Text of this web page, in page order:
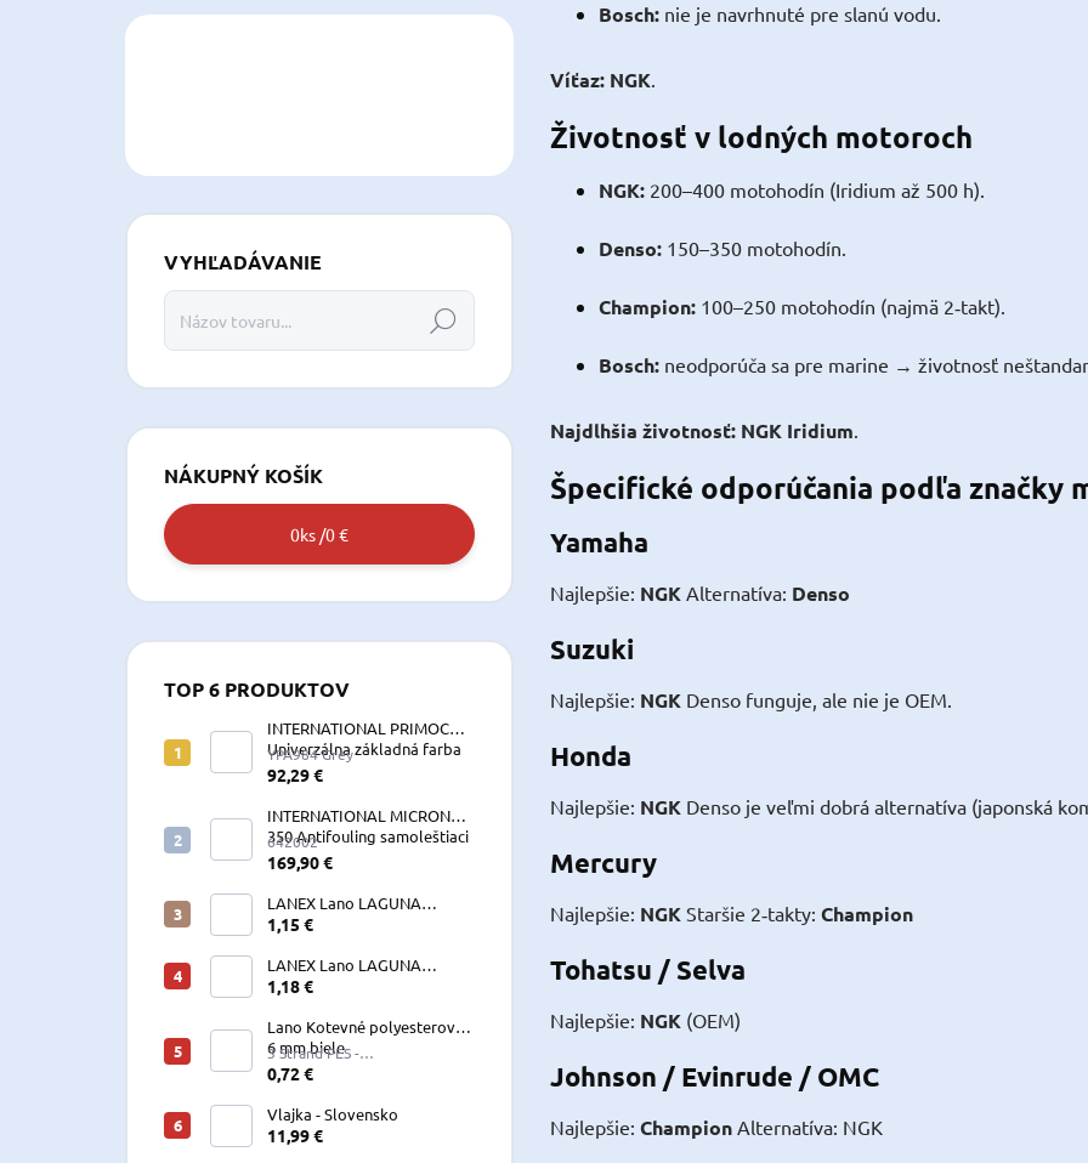
VYHĽADÁVANIE
Hľadať
NÁKUPNÝ KOŠÍK
0ks /0 €
TOP 6 PRODUKTOV
INTERNATIONAL PRIMOCON
Univerzálna základná farba
2,5 L sivá
YPA984 Grey
92,29 €
INTERNATIONAL MICRON
350 Antifouling samoleštiaci
2,5 L
642002
169,90 €
LANEX Lano LAGUNA
vyväzovacie, kotevné
1,15 €
LANEX Lano LAGUNA
vyväzovacie, kotevné
1,18 €
Lano Kotevné polyesterové
6 mm biele
3 Strand PES -
W060LKE5A200R (122060)
0,72 €
Vlajka - Slovensko
11,99 €
Bosch: nie je navrhnuté pre slanú vodu.
Víťaz: NGK.
Životnosť v lodných motoroch
NGK: 200–400 motohodín (Iridium až 500 h).
Denso: 150–350 motohodín.
Champion: 100–250 motohodín (najmä 2‑takt).
Bosch: neodporúča sa pre marine → životnosť
Najdlhšia životnosť: NGK Iridium.
Špecifické odporúčania podľa značky
Yamaha
Najlepšie: NGK Alternatíva: Denso
Suzuki
Najlepšie: NGK Denso funguje, ale nie je OEM.
Honda
Najlepšie: NGK Denso je veľmi dobrá alternatíva (japonská
Mercury
Najlepšie: NGK Staršie 2‑takty: Champion
Tohatsu / Selva
Najlepšie: NGK (OEM)
Johnson / Evinrude / OMC
Najlepšie: Champion Alternatíva: NGK